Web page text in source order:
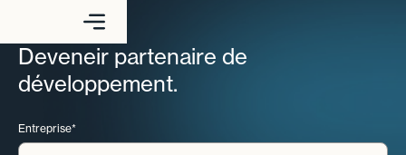
Deveneir partenaire de
développement.
Entreprise*